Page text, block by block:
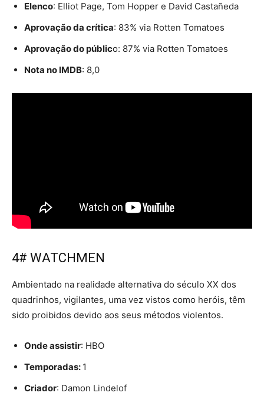
Elenco: Elliot Page, Tom Hopper e David Castañeda
Aprovação da crítica: 83% via Rotten Tomatoes
Aprovação do público: 87% via Rotten Tomatoes
Nota no IMDB: 8,0
4# WATCHMEN
Ambientado na realidade alternativa do século XX dos
quadrinhos, vigilantes, uma vez vistos como heróis, têm
sido proibidos devido aos seus métodos violentos.
Onde assistir: HBO
Temporadas: 1
Criador: Damon Lindelof